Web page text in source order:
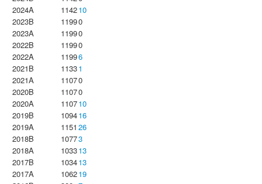
2024A
114210
2023B
11990
2023Α
11990
2022B
11990
2022A
11996
2021B
11331
2021A
11070
2020B
11070
2020A
110710
2019B
109416
2019A
1151 26
2018B
10773
2018A
103313
2017B
103413
2017A
106219